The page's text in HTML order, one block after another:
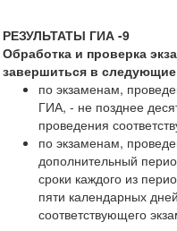
РЕЗУЛЬТАТЫ ГИА -9
Обработка и проверка
завершиться в
по экзаменам,
ГИА, - не позднее
проведения
по экзаменам,
дополнительный
сроки каждого из
пяти календарных
соответствующего